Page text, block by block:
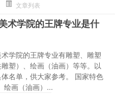
文章列表
术学院的王牌专业是什
学院的王牌专业有雕塑、雕塑
雕塑）、绘画（油画）等等。以
名单，供大家参考。 国家特色
绘画（油画）...